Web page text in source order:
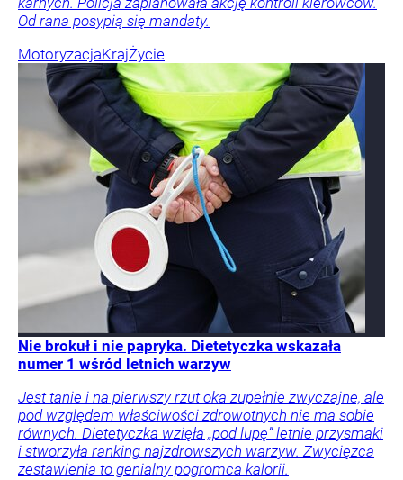
Od rana posypią się mandaty.
MotoryzacjaKrajŻycie
Nie brokuł i nie papryka. Dietetyczka wskazała
numer 1 wśród letnich warzyw
Jest tanie i na pierwszy rzut oka zupełnie zwyczajne, ale
pod względem właściwości zdrowotnych nie ma sobie
równych. Dietetyczka wzięła „pod lupę” letnie przysmaki
i stworzyła ranking najzdrowszych warzyw. Zwycięzca
zestawienia to genialny pogromca kalorii.